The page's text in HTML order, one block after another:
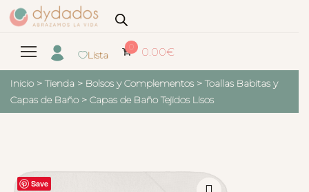
Lista
0 0.00€
Inicio > Tienda > Bolsos y Complementos > Toallas Babitas y
Capas de Baño > Capas de Baño Tejidos Lisos
Save